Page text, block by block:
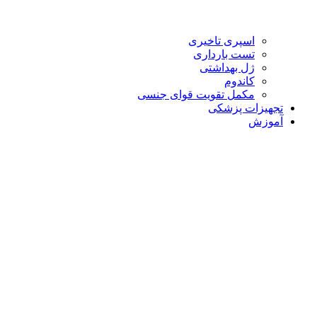
اسپری تاخیری
تست بارداری
ژل بهداشتی
کاندوم
مکمل تقویت قوای جنسی
تجهیزات پزشکی
آموزش